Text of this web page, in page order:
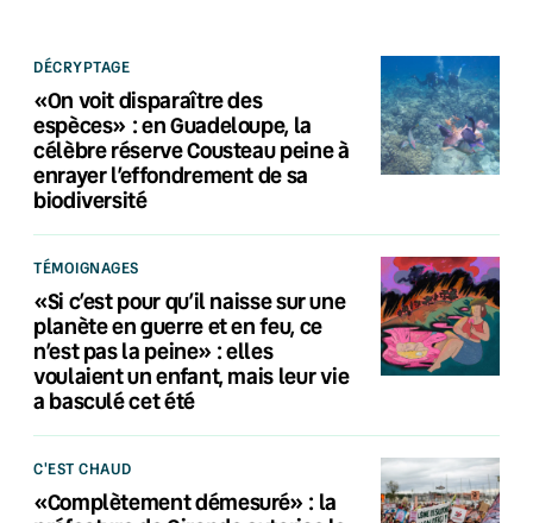
DÉCRYPTAGE
«On voit disparaître des
espèces» : en Guadeloupe, la
célèbre réserve Cousteau peine à
enrayer l’effondrement de sa
biodiversité
TÉMOIGNAGES
«Si c’est pour qu’il naisse sur une
planète en guerre et en feu, ce
n’est pas la peine» : elles
voulaient un enfant, mais leur vie
a basculé cet été
C'EST CHAUD
«Complètement démesuré» : la